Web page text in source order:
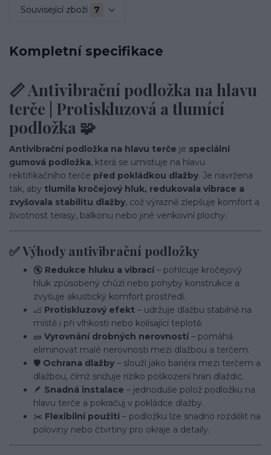
Související zboží 7
Kompletní specifikace
📏 Antivibrační podložka na hlavu
terče | Protiskluzová a tlumící
podložka 🧩
Antivibrační podložka na hlavu terče je speciální
gumová podložka, která se umisťuje na hlavu
rektifikačního terče před pokládkou dlažby. Je navržena
tak, aby tlumila kročejový hluk, redukovala vibrace a
zvyšovala stabilitu dlažby, což výrazně zlepšuje komfort a
životnost terasy, balkonu nebo jiné venkovní plochy.
✅ Výhody antivibrační podložky
🔇 Redukce hluku a vibrací– pohlcuje kročejový
hluk způsobený chůzí nebo pohyby konstrukce a
zvyšuje akustický komfort prostředí.
🦶 Protiskluzový efekt – udržuje dlažbu stabilně na
místě i při vlhkosti nebo kolísající teplotě.
🧱 Vyrovnání drobných nerovností– pomáhá
eliminovat malé nerovnosti mezi dlažbou a terčem.
🛡️ Ochrana dlažby – slouží jako bariéra mezi terčem a
dlažbou, čímž snižuje riziko poškození hran dlaždic.
🪶 Snadná instalace – jednoduše polož podložku na
hlavu terče a pokračuj v pokládce dlažby.
✂️ Flexibilní použití– podložku lze snadno rozdělit na
poloviny nebo čtvrtiny pro okraje a detaily.